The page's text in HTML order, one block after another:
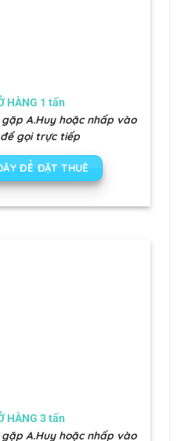
HÀNG 1 tấn
gặp A.Huy hoặc nhấp vào
gọi trực tiếp
ĐỂ ĐẶT THUÊ
HÀNG 3 tấn
gặp A.Huy hoặc nhấp vào